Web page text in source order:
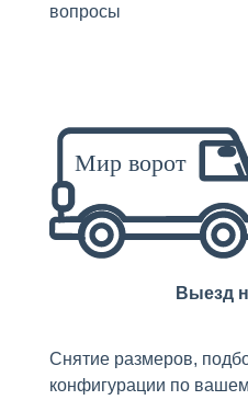
вопросы
Выезд
Снятие размеров,
конфигурации по